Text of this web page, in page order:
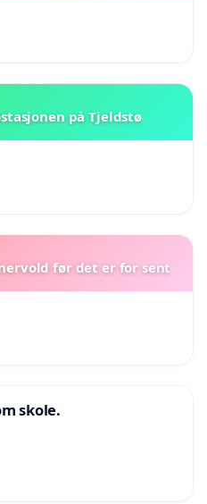
på Tjeldstø
før det er for sent
skole.